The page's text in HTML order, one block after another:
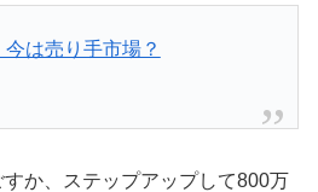
は売り手市場？
か、ステップアップして800万